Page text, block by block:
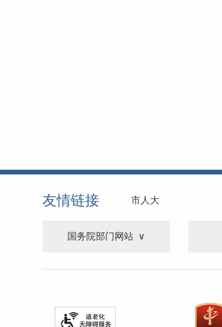
友情链接 市人大
国务院部门网站